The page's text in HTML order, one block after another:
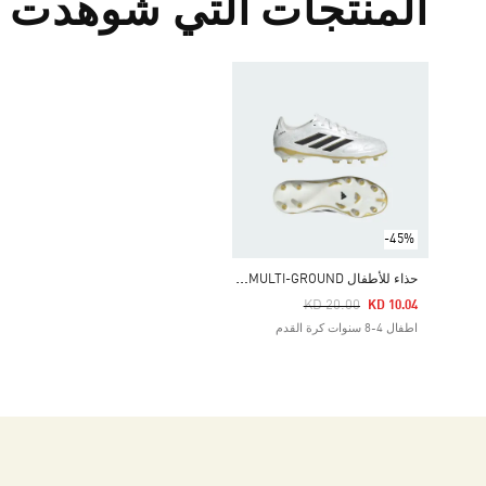
المنتجات التي شوهدت
-45%
ح
ذاء للأطفال COPA PURE 3 LEAGUE FIRM/MULTI-GROUND
Price Reduced From
KD 20.00
To KD 10.04
اطفال 4-8 سنوات كرة القدم